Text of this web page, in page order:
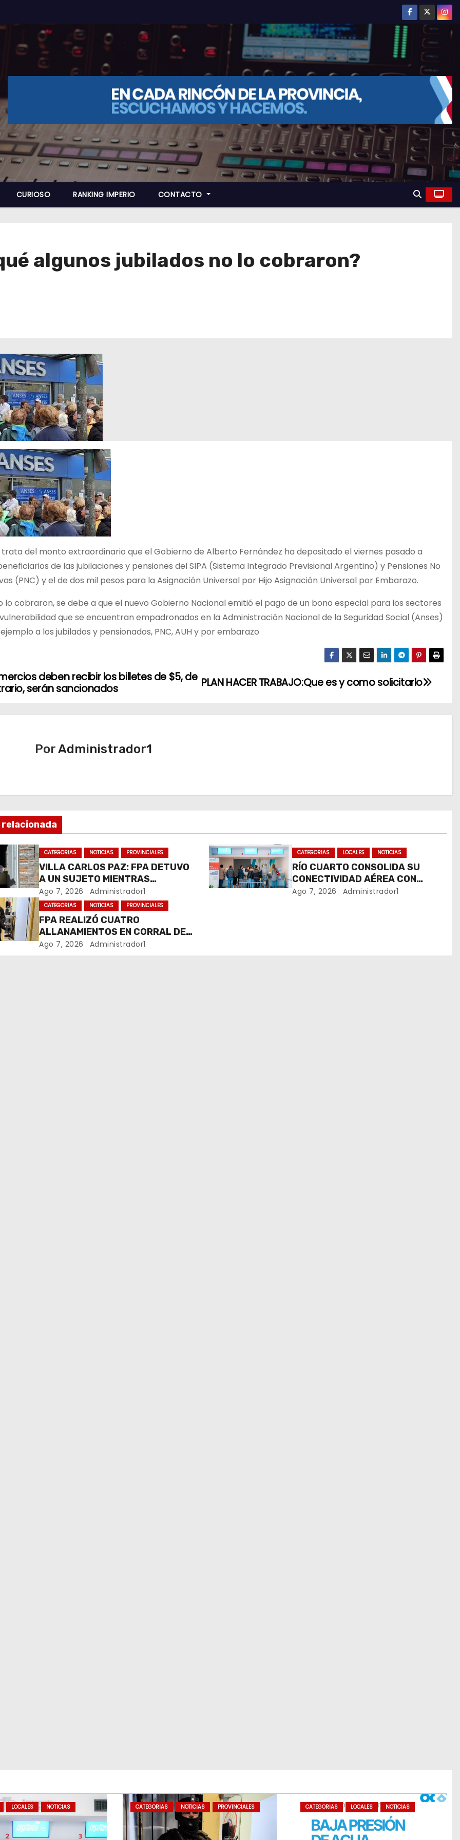
CURIOSO RANKING IMPERIO CONTACTO
algunos jubilados no lo cobraron?
trata del monto extraordinario que el Gobierno de Alberto Fernández ha depositado el viernes pasado a
de las jubilaciones y pensiones del SIPA (Sistema Integrado Previsional Argentino) y Pensiones No
(PNC) y el de dos mil pesos para la Asignación Universal por Hijo Asignación Universal por Embarazo.
lo cobraron, se debe a que el nuevo Gobierno Nacional emitió el pago de un bono especial para los sectores
que se encuentran empadronados en la Administración Nacional de la Seguridad Social (Anses)
a los jubilados y pensionados, PNC, AUH y por embarazo
PLAN HACER TRABAJO:Que es y como solicitarlo
deben recibir los billetes de $5, de
serán sancionados
PorAdministrador1
CATEGORIAS NOTICIAS PROVINCIALES
VILLA CARLOS PAZ: FPA DETUVO
A UN SUJETO MIENTRAS
COMERCIALIZABA COCAÍNA Y
MARIHUANA EN UNA PLAZA
Ago 7, 2026 Administrador1
CATEGORIAS LOCALES NOTICIAS
RÍO CUARTO CONSOLIDA SU
CONECTIVIDAD AÉREA CON
CUATRO VUELOS SEMANALES A
Ago 7, 2026 Administrador1
CATEGORIAS NOTICIAS PROVINCIALES
FPA REALIZÓ CUATRO
ALLANAMIENTOS EN CORRAL DE
BUSTOS-IFFLINGER
Ago 7, 2026 Administrador1
LOCALES NOTICIAS CATEGORIAS NOTICIAS PROVINCIALES CATEGORIAS LOCALES NOTICIAS